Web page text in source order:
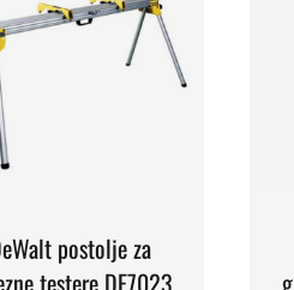
postolje za
testere DE7023